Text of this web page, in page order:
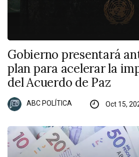
Gobierno presentará
plan para acelerar la
del Acuerdo de Paz
ABC POLÍTICA Oct 15,